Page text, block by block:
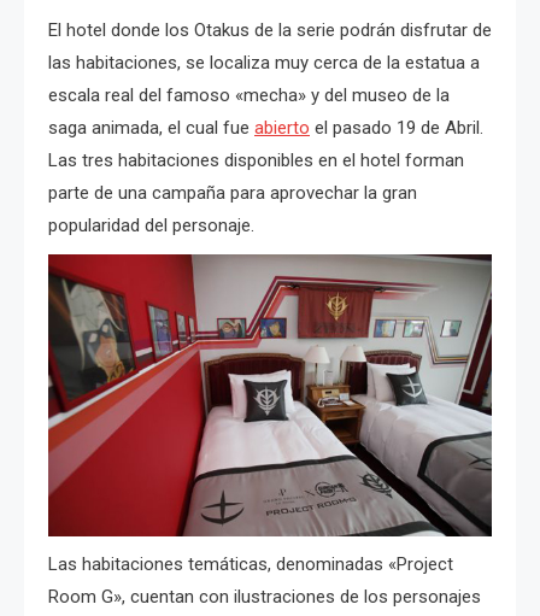
El hotel donde los Otakus de la serie podrán disfrutar de
las habitaciones, se localiza muy cerca de la estatua a
escala real del famoso «mecha» y del museo de la
saga animada, el cual fue abierto el pasado 19 de Abril.
Las tres habitaciones disponibles en el hotel forman
parte de una campaña para aprovechar la gran
popularidad del personaje.
Las habitaciones temáticas, denominadas «Project
Room G», cuentan con ilustraciones de los personajes